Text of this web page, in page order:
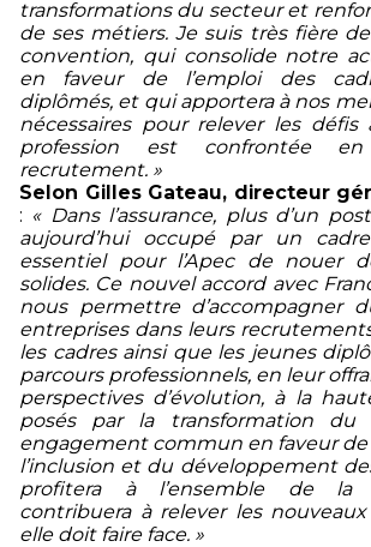
transformations du secteur et
de ses métiers. Je suis très fière
convention, qui consolide notre
en faveur de l’emploi des
diplômés, et qui apportera à nos
nécessaires pour relever les défis
profession est confrontée
recrutement. »
Selon Gilles Gateau, directeur
: « Dans l’assurance, plus d’un
aujourd’hui occupé par un
essentiel pour l’Apec de nouer
solides. Ce nouvel accord avec
nous permettre d’accompagner
entreprises dans leurs
les cadres ainsi que les jeunes
parcours professionnels, en leur
perspectives d’évolution, à la
posés par la transformation du
engagement commun en faveur de
l’inclusion et du développement
profitera à l’ensemble de la
contribuera à relever les
elle doit faire face. »